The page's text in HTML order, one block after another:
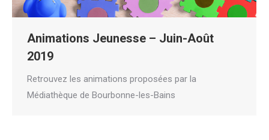
Animations Jeunesse – Juin-Août
2019
Retrouvez les animations proposées par la
Médiathèque de Bourbonne-les-Bains